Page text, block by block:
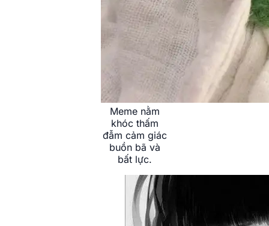
Meme nằm
khóc thấm
đẫm cảm giác
buồn bã và
bất lực.